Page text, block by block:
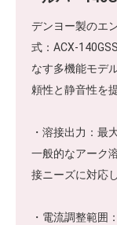
デンヨー製のエ
式：ACX-
なす多機能モデ
頼性と静音性を
・溶接出力：最
一般的なアーク
接ニーズに対応
・電流調整範囲